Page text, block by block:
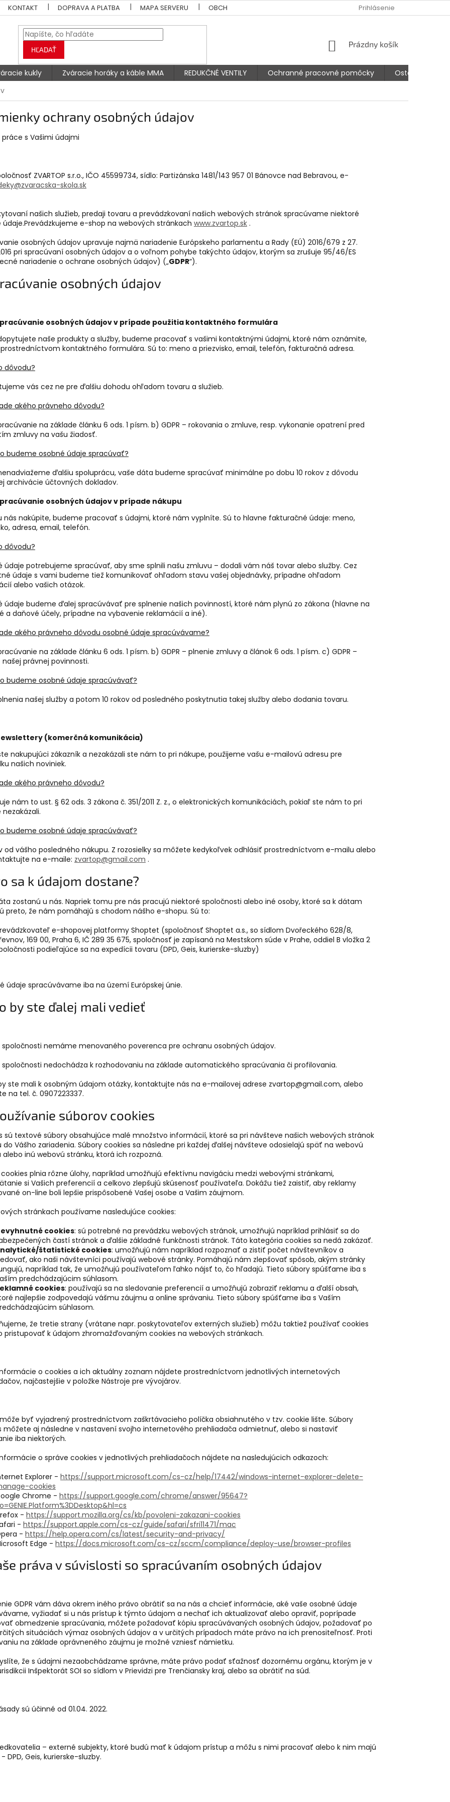
KONTAKT DOPRAVA A PLATBA MAPA SERVERU OBCHODNÉ PODMIENKY PODMIENKY OCHRANY OSOBNÝCH ÚDAJOV
Prihlásenie
HĽADAŤ
NÁKUPNÝ
Prázdny košík
kukly Zváracie horáky a káble MMA REDUKČNÉ VENTILY Ochranné pracovné pomôcky
Ostatné
ochrany osobných údajov
práce s Vašimi údajmi
ZVARTOP s.r.o., IČO 45599734, sídlo: Partizánska 1481/143 957 01 Bánovce nad Bebravou, e-
skola.sk
našich služieb, predaji tovaru a prevádzkovaní našich webových stránok spracúvame niektoré
údaje.Prevádzkujeme e-shop na webových stránkach www.zvartop.sk .
osobných údajov upravuje najmä nariadenie Európskeho parlamentu a Rady (EÚ) 2016/679 z 27.
pri spracúvaní osobných údajov a o voľnom pohybe takýchto údajov, ktorým sa zrušuje 95/46/ES
nariadenie o ochrane osobných údajov) („GDPR“).
osobných údajov
osobných údajov v prípade použitia kontaktného formulára
naše produkty a služby, budeme pracovať s vašimi kontaktnými údajmi, ktoré nám oznámite,
kontaktného formulára. Sú to: meno a priezvisko, email, telefón, fakturačná adresa.
dôvodu?
vás cez ne pre ďalšiu dohodu ohľadom tovaru a služieb.
akého právneho dôvodu?
na základe článku 6 ods. 1 písm. b) GDPR – rokovania o zmluve, resp. vykonanie opatrení pred
zmluvy na vašu žiadosť.
budeme osobné údaje spracúvať?
ďalšiu spoluprácu, vaše dáta budeme spracúvať minimálne po dobu 10 rokov z dôvodu
archivácie účtovných dokladov.
osobných údajov v prípade nákupu
nás nakúpite, budeme pracovať s údajmi, ktoré nám vyplníte. Sú to hlavne fakturačné údaje: meno,
adresa, email, telefón.
dôvodu?
údaje potrebujeme spracúvať, aby sme splnili našu zmluvu – dodali vám náš tovar alebo služby. Cez
údaje s vami budeme tiež komunikovať ohľadom stavu vašej objednávky, prípadne ohľadom
alebo vašich otázok.
údaje budeme ďalej spracúvávať pre splnenie našich povinností, ktoré nám plynú zo zákona (hlavne na
a daňové účely, prípadne na vybavenie reklamácií a iné).
akého právneho dôvodu osobné údaje spracúvávame?
na základe článku 6 ods. 1 písm. b) GDPR – plnenie zmluvy a článok 6 ods. 1 písm. c) GDPR –
našej právnej povinnosti.
budeme osobné údaje spracúvávať?
našej služby a potom 10 rokov od posledného poskytnutia takej služby alebo dodania tovaru.
(komerčná komunikácia)
nakupujúci zákazník a nezakázali ste nám to pri nákupe, použijeme vašu e-mailovú adresu pre
našich noviniek.
akého právneho dôvodu?
nám to ust. § 62 ods. 3 zákona č. 351/2011 Z. z., o elektronických komunikáciách, pokiaľ ste nám to pri
budeme osobné údaje spracúvávať?
od vášho posledného nákupu. Z rozosielky sa môžete kedykoľvek odhlásiť prostredníctvom e-mailu alebo
na e-maile: zvartop@gmail.com .
sa k údajom dostane?
zostanú u nás. Napriek tomu pre nás pracujú niektoré spoločnosti alebo iné osoby, ktoré sa k dátam
preto, že nám pomáhajú s chodom nášho e-shopu. Sú to:
e-shopovej platformy Shoptet (spoločnosť Shoptet a.s., so sídlom Dvořeckého 628/8,
169 00, Praha 6, IČ 289 35 675, spoločnosť je zapísaná na Mestskom súde v Prahe, oddiel B vložka 2
podieľajúce sa na expedícii tovaru (DPD, Geis, kurierske-sluzby)
údaje spracúvávame iba na území Európskej únie.
by ste ďalej mali vedieť
spoločnosti nemáme menovaného poverenca pre ochranu osobných údajov.
spoločnosti nedochádza k rozhodovaniu na základe automatického spracúvania či profilovania.
ste mali k osobným údajom otázky, kontaktujte nás na e-mailovej adrese zvartop@gmail.com, alebo
na tel. č. 0907223337.
súborov cookies
sú textové súbory obsahujúce malé množstvo informácií, ktoré sa pri návšteve našich webových stránok
do Vášho zariadenia. Súbory cookies sa následne pri každej ďalšej návšteve odosielajú späť na webovú
alebo inú webovú stránku, ktorá ich rozpozná.
cookies plnia rôzne úlohy, napríklad umožňujú efektívnu navigáciu medzi webovými stránkami,
si Vašich preferencií a celkovo zlepšujú skúsenosť používateľa. Dokážu tiež zaistiť, aby reklamy
on-line boli lepšie prispôsobené Vašej osobe a Vašim záujmom.
stránkach používame nasledujúce cookies:
cookies: sú potrebné na prevádzku webových stránok, umožňujú napríklad prihlásiť sa do
častí stránok a ďalšie základné funkčnosti stránok. Táto kategória cookies sa nedá zakázať.
štatistické cookies: umožňujú nám napríklad rozpoznať a zistiť počet návštevníkov a
ako naši návštevníci používajú webové stránky. Pomáhajú nám zlepšovať spôsob, akým stránky
napríklad tak, že umožňujú používateľom ľahko nájsť to, čo hľadajú. Tieto súbory spúšťame iba s
predchádzajúcim súhlasom.
cookies: používajú sa na sledovanie preferencií a umožňujú zobraziť reklamu a ďalší obsah,
najlepšie zodpovedajú vášmu záujmu a online správaniu. Tieto súbory spúšťame iba s Vaším
súhlasom.
že tretie strany (vrátane napr. poskytovateľov externých služieb) môžu taktiež používať cookies
pristupovať k údajom zhromažďovaným cookies na webových stránkach.
o cookies a ich aktuálny zoznam nájdete prostredníctvom jednotlivých internetových
najčastejšie v položke Nástroje pre vývojárov.
byť vyjadrený prostredníctvom zaškrtávacieho políčka obsiahnutého v tzv. cookie lište. Súbory
môžete aj následne v nastavení svojho internetového prehliadača odmietnuť, alebo si nastaviť
iba niektorých.
o správe cookies v jednotlivých prehliadačoch nájdete na nasledujúcich odkazoch:
Explorer - https://support.microsoft.com/cs-cz/help/17442/windows-internet-explorer-delete-
cookies
Chrome - https://support.google.com/chrome/answer/95647?
- https://support.mozilla.org/cs/kb/povoleni-zakazani-cookies
- https://support.apple.com/cs-cz/guide/safari/sfri11471/mac
- https://help.opera.com/cs/latest/security-and-privacy/
Edge - https://docs.microsoft.com/cs-cz/sccm/compliance/deploy-use/browser-profiles
práva v súvislosti so spracúvaním osobných údajov
GDPR vám dáva okrem iného právo obrátiť sa na nás a chcieť informácie, aké vaše osobné údaje
vyžiadať si u nás prístup k týmto údajom a nechať ich aktualizovať alebo opraviť, poprípade
obmedzenie spracúvania, môžete požadovať kópiu spracúvávaných osobných údajov, požadovať po
situáciách výmaz osobných údajov a v určitých prípadoch máte právo na ich prenositeľnosť. Proti
na základe oprávneného záujmu je možné vzniesť námietku.
že s údajmi nezaobchádzame správne, máte právo podať sťažnosť dozornému orgánu, ktorým je v
Inšpektorát SOI so sídlom v Prievidzi pre Trenčiansky kraj, alebo sa obrátiť na súd.
sú účinné od 01.04. 2022.
– externé subjekty, ktoré budú mať k údajom prístup a môžu s nimi pracovať alebo k nim majú
DPD, Geis, kurierske-sluzby.